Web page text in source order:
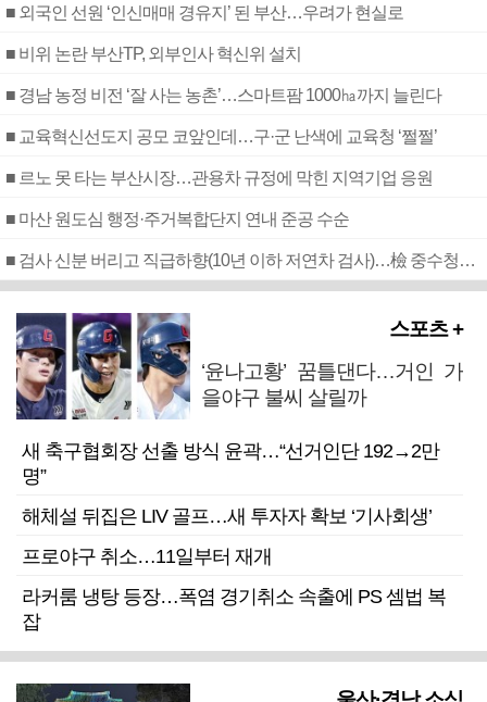
■ 외국인 선원 ‘인신매매 경유지’ 된 부산…우려가 현실로
■ 비위 논란 부산TP, 외부인사 혁신위 설치
■ 경남 농정 비전 ‘잘 사는 농촌’…스마트팜 1000㏊까지 늘린다
■ 교육혁신선도지 공모 코앞인데…구·군 난색에 교육청 ‘쩔쩔’
■ 르노 못 타는 부산시장…관용차 규정에 막힌 지역기업 응원
■ 마산 원도심 행정·주거복합단지 연내 준공 수순
■ 검사 신분 버리고 직급하향(10년 이하 저연차 검사)…檢 중수청행 기피
스포츠 +
‘윤나고황’ 꿈틀댄다…거인 가
을야구 불씨 살릴까
새 축구협회장 선출 방식 윤곽…“선거인단 192→2만
명”
해체설 뒤집은 LIV 골프…새 투자자 확보 ‘기사회생’
프로야구 취소…11일부터 재개
라커룸 냉탕 등장…폭염 경기취소 속출에 PS 셈법 복
잡